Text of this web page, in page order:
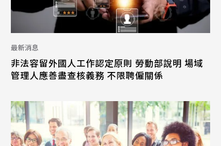
最新消息
非法容留外國人工作認定原則 勞動部說明 場域
管理人應善盡查核義務 不限聘僱關係